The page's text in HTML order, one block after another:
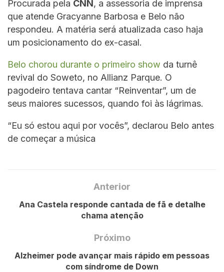
Procurada pela CNN, a assessoria de imprensa
que atende Gracyanne Barbosa e Belo não
respondeu. A matéria será atualizada caso haja
um posicionamento do ex-casal.
Belo chorou durante o primeiro show da turnê
revival do Soweto, no Allianz Parque. O
pagodeiro tentava cantar “Reinventar”, um de
seus maiores sucessos, quando foi às lágrimas.
“Eu só estou aqui por vocês”, declarou Belo antes
de começar a música
Anterior
Ana Castela responde cantada de fã e detalhe
chama atenção
Próximo
Alzheimer pode avançar mais rápido em pessoas
com síndrome de Down